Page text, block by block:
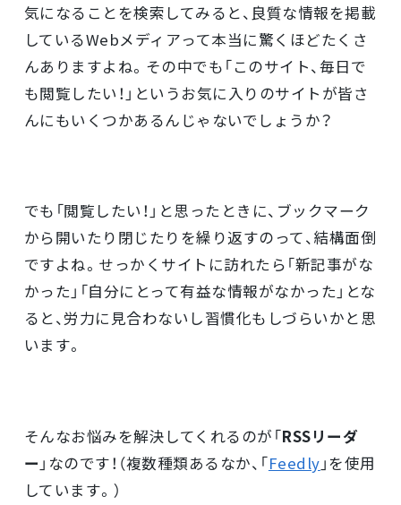
気になることを検索してみると、良質な情報を掲載
しているWebメディアって本当に驚くほどたくさ
んありますよね。その中でも「このサイト、毎日で
も閲覧したい！」というお気に入りのサイトが皆さ
んにもいくつかあるんじゃないでしょうか？
でも「閲覧したい！」と思ったときに、ブックマーク
から開いたり閉じたりを繰り返すのって、結構面倒
ですよね。せっかくサイトに訪れたら「新記事がな
かった」「自分にとって有益な情報がなかった」とな
ると、労力に見合わないし習慣化もしづらいかと思
います。
そんなお悩みを解決してくれるのが「RSSリーダ
ー 」なのです！（複数種類あるなか、「Feedly 」を使用
しています。）